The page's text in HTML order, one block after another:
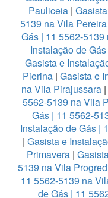
Pauliceia|
5139 na Vila
Gás | 11 5562-
Instalação de
Gasista e
Pierina| Gasista e
na Vila Pirajussara |
5562-5139 na Vila
Gás | 11 5562-
Instalação de Gás |
| Gasista e
Primavera|
5139 na Vila
11 5562-5139 na
de Gás | 11